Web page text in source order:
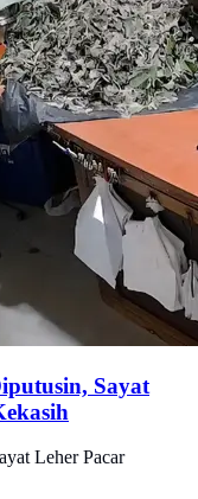
Sayat
Leher Pacar